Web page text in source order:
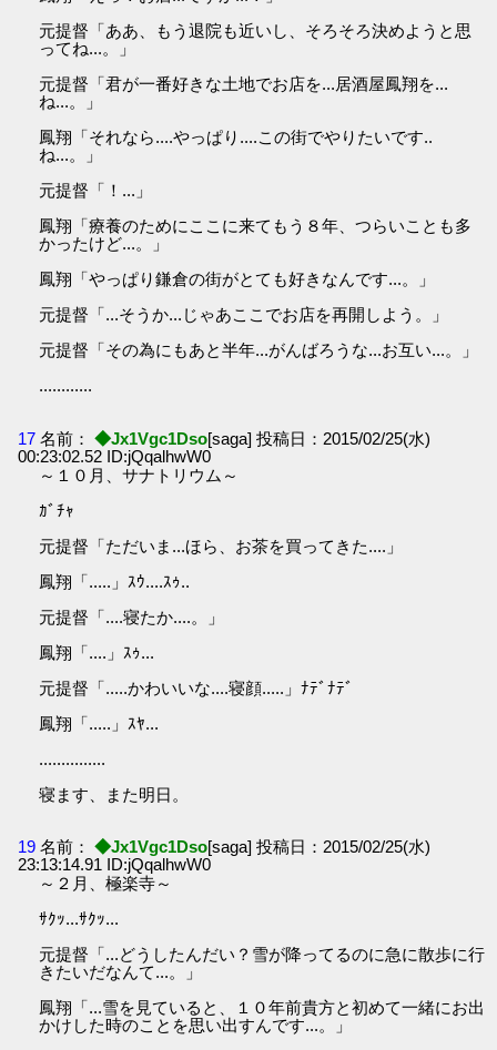
元提督「ああ、もう退院も近いし、そろそろ決めようと思
ってね...。」
元提督「君が一番好きな土地でお店を...居酒屋鳳翔を...
ね...。」
鳳翔「それなら....やっぱり....この街でやりたいです..
ね...。」
元提督「！...」
鳳翔「療養のためにここに来てもう８年、つらいことも多
かったけど...。」
鳳翔「やっぱり鎌倉の街がとても好きなんです...。」
元提督「...そうか...じゃあここでお店を再開しよう。」
元提督「その為にもあと半年...がんばろうな...お互い...。」
............
17 名前： ◆Jx1Vgc1Dso[saga] 投稿日：2015/02/25(水)
00:23:02.52 ID:jQqalhwW0
～１０月、サナトリウム～
ｶﾞﾁｬ
元提督「ただいま...ほら、お茶を買ってきた....」
鳳翔「.....」ｽｳ....ｽｩ..
元提督「....寝たか....。」
鳳翔「....」ｽｩ...
元提督「.....かわいいな....寝顔.....」ﾅﾃﾞﾅﾃﾞ
鳳翔「.....」ｽﾔ...
...............
寝ます、また明日。
19 名前： ◆Jx1Vgc1Dso[saga] 投稿日：2015/02/25(水)
23:13:14.91 ID:jQqalhwW0
～２月、極楽寺～
ｻｸｯ...ｻｸｯ...
元提督「...どうしたんだい？雪が降ってるのに急に散歩に行
きたいだなんて...。」
鳳翔「...雪を見ていると、１０年前貴方と初めて一緒にお出
かけした時のことを思い出すんです...。」